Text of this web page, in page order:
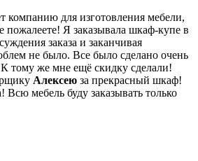
компанию для изготовления мебели,
Я заказывала шкаф-купе в
заказа и заканчивая
не было. Все было сделано очень
тому же мне ещё скидку сделали!
Алексею за прекрасный шкаф!
Всю мебель буду заказывать только